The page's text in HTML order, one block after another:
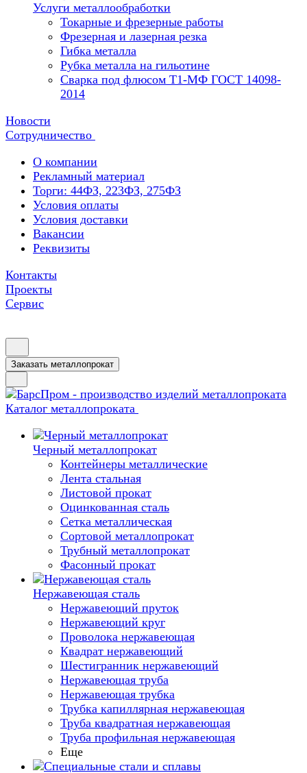
Услуги металлообработки
Токарные и фрезерные работы
Фрезерная и лазерная резка
Гибка металла
Рубка металла на гильотине
Сварка под флюсом Т1-МФ ГОСТ 14098-
2014
Новости
Сотрудничество
О компании
Рекламный материал
Торги: 44ФЗ, 223ФЗ, 275ФЗ
Условия оплаты
Условия доставки
Вакансии
Реквизиты
Контакты
Проекты
Сервис
Заказать металлопрокат
Каталог металлопроката
Черный металлопрокат
Контейнеры металлические
Лента стальная
Листовой прокат
Оцинкованная сталь
Сетка металлическая
Сортовой металлопрокат
Трубный металлопрокат
Фасонный прокат
Нержавеющая сталь
Нержавеющий пруток
Нержавеющий круг
Проволока нержавеющая
Квадрат нержавеющий
Шестигранник нержавеющий
Нержавеющая труба
Нержавеющая трубка
Трубка капиллярная нержавеющая
Труба квадратная нержавеющая
Труба профильная нержавеющая
Еще